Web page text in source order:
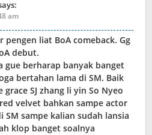
am
pengen liat BoA comeback. Gg
debut.
gue berharap banyak banget
bertahan lama di SM. Baik
SJ zhang li yin So Nyeo
velvet bahkan sampe actor
SM sampe kalian sudah lansia
klop banget soalnya